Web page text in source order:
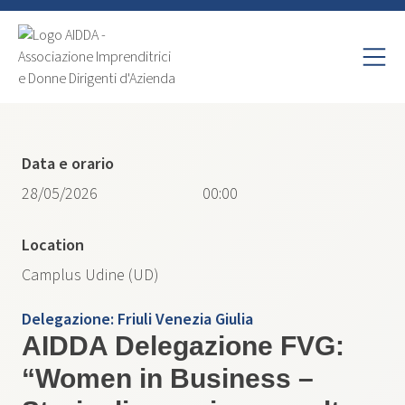
Delegazione: Friuli Venezia Giulia
AIDDA Delegazione FVG:
“Women in Business –
Data e orario
28/05/2026
00:00
Location
Camplus Udine (UD)